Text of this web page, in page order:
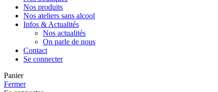
Nos produits
Nos ateliers sans alcool
Infos & Actualités
Nos actualités
On parle de nous
Contact
Se connecter
Panier
Fermer